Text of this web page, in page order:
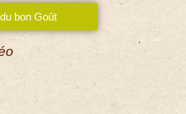
bon Goût